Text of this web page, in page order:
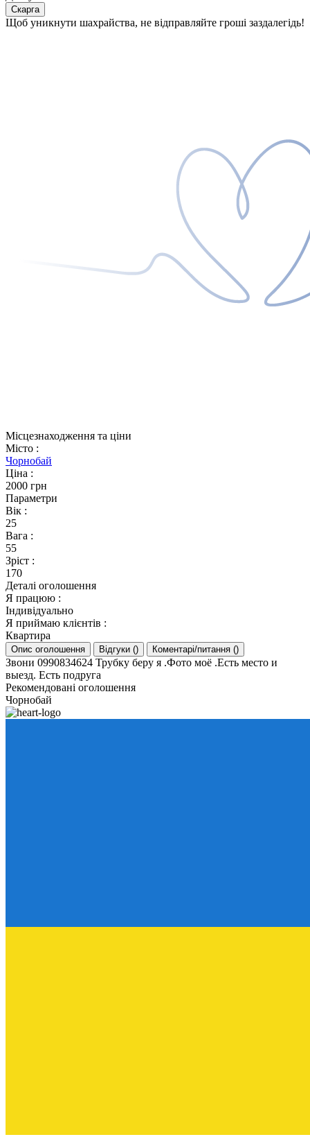
Скарга
Щоб уникнути шахрайства, не відправляйте гроші заздалегідь!
Місцезнаходження та ціни
Місто :
Чорнобай
Ціна :
2000 грн
Параметри
Вік :
25
Вага :
55
Зріст :
170
Деталі оголошення
Я працюю :
Індивідуально
Я приймаю клієнтів :
Квартира
Опис оголошення Відгуки () Коментарі/питання ()
Звони 0990834624 Трубку беру я .Фото моё .Есть место и
выезд. Есть подруга
Рекомендовані оголошення
Чорнобай